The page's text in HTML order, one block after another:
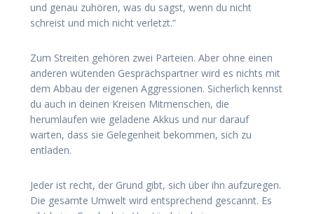
und genau zuhören, was du sagst, wenn du nicht
schreist und mich nicht verletzt.“
Zum Streiten gehören zwei Parteien. Aber ohne einen
anderen wütenden Gesprächspartner wird es nichts mit
dem Abbau der eigenen Aggressionen. Sicherlich kennst
du auch in deinen Kreisen Mitmenschen, die
herumlaufen wie geladene Akkus und nur darauf
warten, dass sie Gelegenheit bekommen, sich zu
entladen.
Jeder ist recht, der Grund gibt, sich über ihn aufzuregen.
Die gesamte Umwelt wird entsprechend gescannt. Es